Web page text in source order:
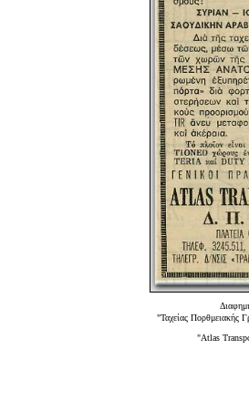
"Ταχείας Πορθμειακής
"Atlas